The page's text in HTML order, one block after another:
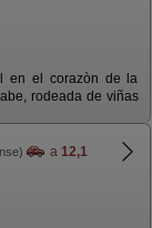
en el corazòn de la
rodeada de viñas
a 12,1